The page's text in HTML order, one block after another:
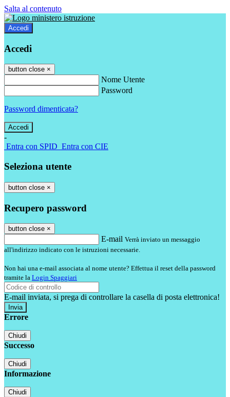
Salta al contenuto
Accedi
Accedi
button close ×
Nome Utente
Password
Password dimenticata?
-
Entra con SPID Entra con CIE
Seleziona utente
button close ×
Recupero password
button close ×
E-mail Verrà inviato un messaggio
all'indirizzo indicato con le istruzioni necessarie.
Non hai una e-mail associata al nome utente? Effettua il reset della password
tramite la Login Spaggiari
E-mail inviata, si prega di controllare la casella di posta elettronica!
Errore
Chiudi
Successo
Chiudi
Informazione
Chiudi